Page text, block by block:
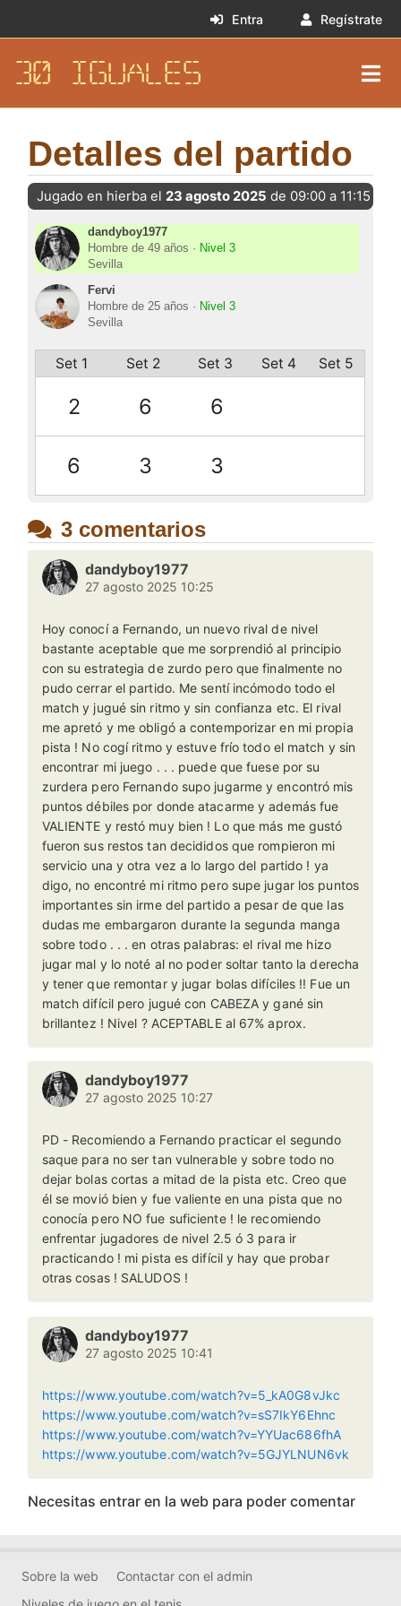
Entra Regístrate
30 IGUALES
Detalles del partido
Jugado en hierba el 23 agosto 2025 de 09:00 a 11:15
dandyboy1977
Hombre de 49 años · Nivel 3
Sevilla
Fervi
Hombre de 25 años · Nivel 3
Sevilla
Set 1 Set 2 Set 3 Set 4 Set 5
2 6 6
6 3 3
3 comentarios
dandyboy1977
27 agosto 2025 10:25
Hoy conocí a Fernando, un nuevo rival de nivel
bastante aceptable que me sorprendió al principio
con su estrategia de zurdo pero que finalmente no
pudo cerrar el partido. Me sentí incómodo todo el
match y jugué sin ritmo y sin confianza etc. El rival
me apretó y me obligó a contemporizar en mi propia
pista ! No cogí ritmo y estuve frío todo el match y sin
encontrar mi juego . . . puede que fuese por su
zurdera pero Fernando supo jugarme y encontró mis
puntos débiles por donde atacarme y además fue
VALIENTE y restó muy bien ! Lo que más me gustó
fueron sus restos tan decididos que rompieron mi
servicio una y otra vez a lo largo del partido ! ya
digo, no encontré mi ritmo pero supe jugar los puntos
importantes sin irme del partido a pesar de que las
dudas me embargaron durante la segunda manga
sobre todo . . . en otras palabras: el rival me hizo
jugar mal y lo noté al no poder soltar tanto la derecha
y tener que remontar y jugar bolas difíciles !! Fue un
match difícil pero jugué con CABEZA y gané sin
brillantez ! Nivel ? ACEPTABLE al 67% aprox.
dandyboy1977
27 agosto 2025 10:27
PD - Recomiendo a Fernando practicar el segundo
saque para no ser tan vulnerable y sobre todo no
dejar bolas cortas a mitad de la pista etc. Creo que
él se movió bien y fue valiente en una pista que no
conocía pero NO fue suficiente ! le recomiendo
enfrentar jugadores de nivel 2.5 ó 3 para ir
practicando ! mi pista es difícil y hay que probar
otras cosas ! SALUDOS !
dandyboy1977
27 agosto 2025 10:41
https://www.youtube.com/watch?v=5_kA0G8vJkc
https://www.youtube.com/watch?v=sS7IkY6Ehnc
https://www.youtube.com/watch?v=YYUac686fhA
https://www.youtube.com/watch?v=5GJYLNUN6vk
Necesitas entrar en la web para poder comentar
Sobre la web
Contactar con el admin